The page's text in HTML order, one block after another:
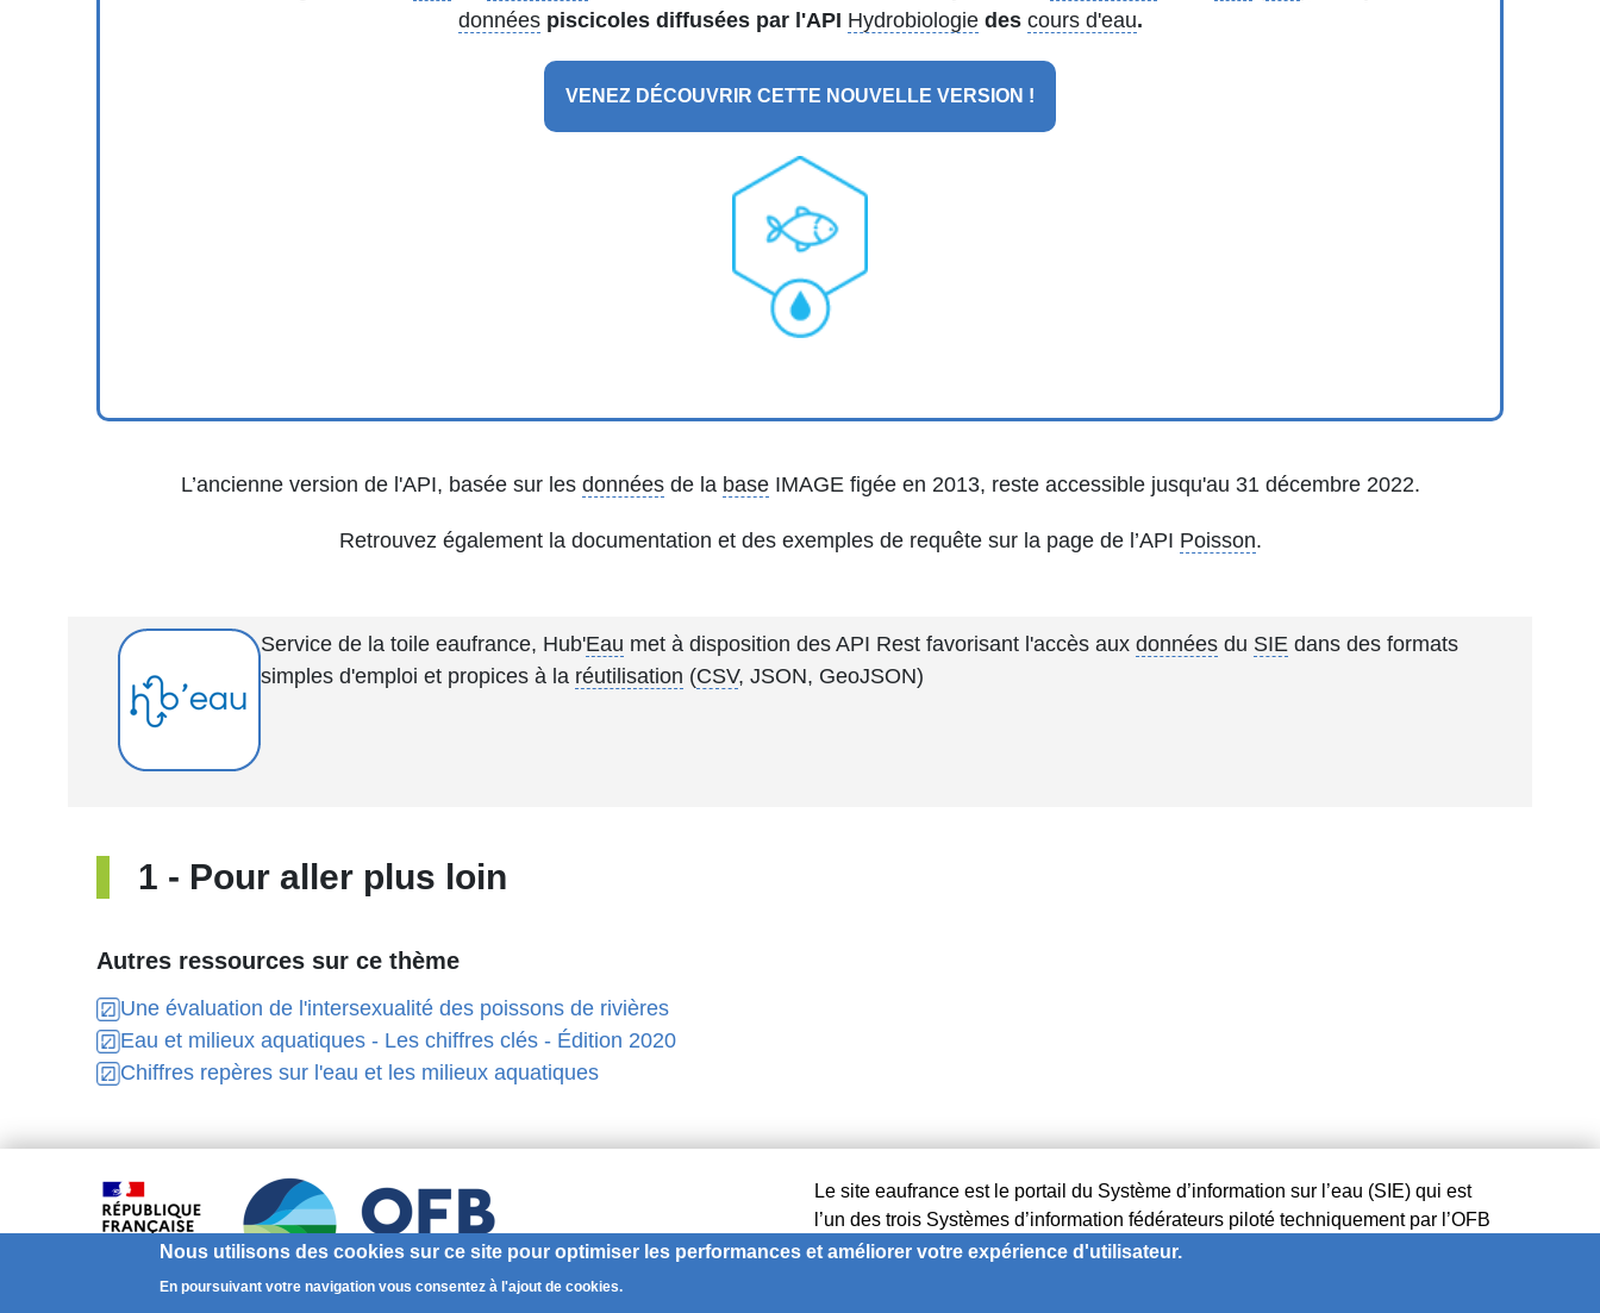
donnéespiscicoles diffusées par l'API Hydrobiologiedes cours d'eau.
L’ancienne version de l'API, basée sur les donnéesde la baseIMAGE figée en 2013, reste accessible jusqu'au 31 décembre 2022.
Retrouvez également la documentation et des exemples de requête sur la page de l’API Poisson.
Service de la toile eaufrance, Hub'Eau met à disposition des API Rest favorisant l'accès aux données du SIE dans des formats
simples d'emploi et propices à la réutilisation (CSV, JSON, GeoJSON)
1 - Pour aller plus loin
Autres ressources sur ce thème
Une évaluation de l'intersexualité des poissons de rivières
Eau et milieux aquatiques - Les chiffres clés - Édition 2020
Chiffres repères sur l'eau et les milieux aquatiques
Le site eaufrance est le portail du Système d’information sur l’eau (SIE) qui est
l’un des trois Systèmes d’information fédérateurs piloté techniquement par l’OFB
avec le SIMM (Système d’information sur le milieu marin) et son portail
Nous utilisons des cookies sur ce site pour optimiser les performances et améliorer votre expérience d'utilisateur.
En poursuivant votre navigation vous consentez à l'ajout de cookies.